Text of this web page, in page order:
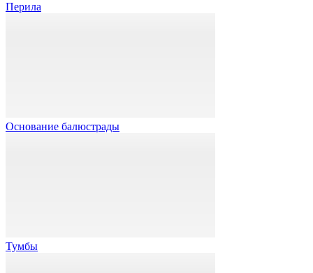
Перила
Основание балюстрады
Тумбы